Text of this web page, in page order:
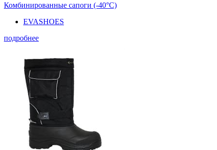
Комбинированные сапоги (-40°С)
EVASHOES
подробнее